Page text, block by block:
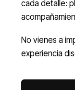
cada detalle:
No vienes a
experiencia